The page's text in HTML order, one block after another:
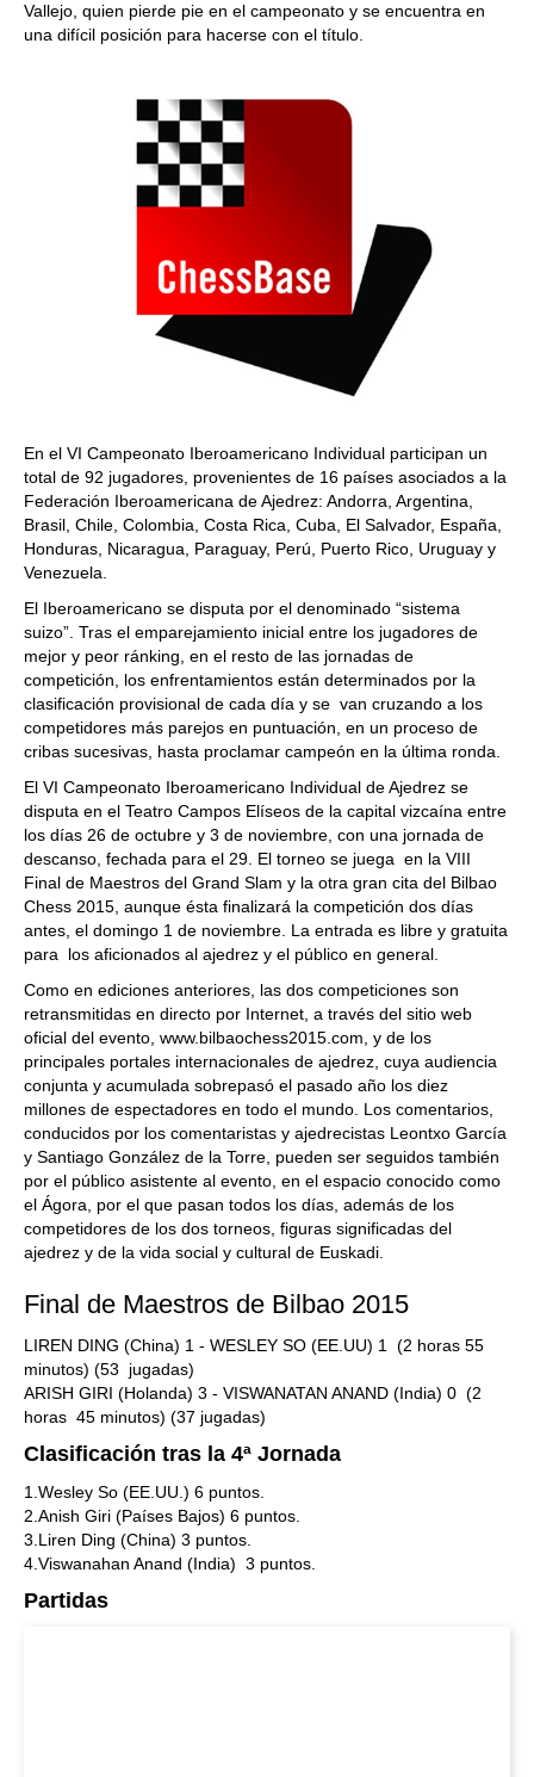
Vallejo, quien pierde pie en el campeonato y se encuentra en
una difícil posición para hacerse con el título.
En el VI Campeonato Iberoamericano Individual participan un
total de 92 jugadores, provenientes de 16 países asociados a la
Federación Iberoamericana de Ajedrez: Andorra, Argentina,
Brasil, Chile, Colombia, Costa Rica, Cuba, El Salvador, España,
Honduras, Nicaragua, Paraguay, Perú, Puerto Rico, Uruguay y
Venezuela.
El Iberoamericano se disputa por el denominado “sistema
suizo”. Tras el emparejamiento inicial entre los jugadores de
mejor y peor ránking, en el resto de las jornadas de
competición, los enfrentamientos están determinados por la
clasificación provisional de cada día y se van cruzando a los
competidores más parejos en puntuación, en un proceso de
cribas sucesivas, hasta proclamar campeón en la última ronda.
El VI Campeonato Iberoamericano Individual de Ajedrez se
disputa en el Teatro Campos Elíseos de la capital vizcaína entre
los días 26 de octubre y 3 de noviembre, con una jornada de
descanso, fechada para el 29. El torneo se juega en la VIII
Final de Maestros del Grand Slam y la otra gran cita del Bilbao
Chess 2015, aunque ésta finalizará la competición dos días
antes, el domingo 1 de noviembre. La entrada es libre y gratuita
para los aficionados al ajedrez y el público en general.
Como en ediciones anteriores, las dos competiciones son
retransmitidas en directo por Internet, a través del sitio web
oficial del evento, www.bilbaochess2015.com, y de los
principales portales internacionales de ajedrez, cuya audiencia
conjunta y acumulada sobrepasó el pasado año los diez
millones de espectadores en todo el mundo. Los comentarios,
conducidos por los comentaristas y ajedrecistas Leontxo García
y Santiago González de la Torre, pueden ser seguidos también
por el público asistente al evento, en el espacio conocido como
el Ágora, por el que pasan todos los días, además de los
competidores de los dos torneos, figuras significadas del
ajedrez y de la vida social y cultural de Euskadi.
Final de Maestros de Bilbao 2015
LIREN DING (China) 1 - WESLEY SO (EE.UU) 1 (2 horas 55
minutos) (53 jugadas)
ARISH GIRI (Holanda) 3 - VISWANATAN ANAND (India) 0 (2
horas 45 minutos) (37 jugadas)
Clasificación tras la 4ª Jornada
1.Wesley So (EE.UU.) 6 puntos.
2.Anish Giri (Países Bajos) 6 puntos.
3.Liren Ding (China) 3 puntos.
4.Viswanahan Anand (India) 3 puntos.
Partidas